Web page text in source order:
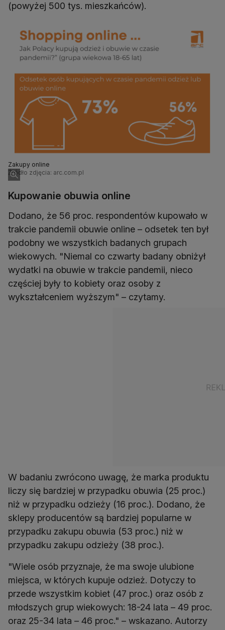
Zakupy online
Źródło zdjęcia: arc.com.pl
Kupowanie obuwia online
Dodano, że 56 proc. respondentów kupowało w
trakcie pandemii obuwie online – odsetek ten był
podobny we wszystkich badanych grupach
wiekowych. "Niemal co czwarty badany obniżył
wydatki na obuwie w trakcie pandemii, nieco
częściej były to kobiety oraz osoby z
wykształceniem wyższym" – czytamy.
W badaniu zwrócono uwagę, że marka produktu
liczy się bardziej w przypadku obuwia (25 proc.)
niż w przypadku odzieży (16 proc.). Dodano, że
sklepy producentów są bardziej popularne w
przypadku zakupu obuwia (53 proc.) niż w
"Wiele osób przyznaje, że ma swoje ulubione
miejsca, w których kupuje odzież. Dotyczy to
przede wszystkim kobiet (47 proc.) oraz osób z
młodszych grup wiekowych: 18-24 lata – 49 proc.
oraz 25-34 lata – 46 proc." – wskazano. Autorzy